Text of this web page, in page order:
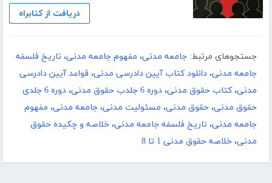
دریافت از کتابراه
جستجوهای مرتبط: جامعه مدنی، مفهوم جامعه‌ مدنی، تاریخ فلسفه
جامعه مدنی، دانلود کتاب آیین دادرسی مدنی، قواعد آیین دادرسی
مدنی،کتاب حقوق مدنی، دوره 6 جلدب حقوق مدنی ،
دوره 6 جلدی
حقوق مدنی، حقوق مدنی، مسئولیت مدنی، جامعه مدنی، مفهوم
جامعه‌ مدنی، تاریخ فلسفه جامعه مدنی، خلاصه و چکیده حقوق
مدنی، خلاصه حقوق مدنی 1 تا 8